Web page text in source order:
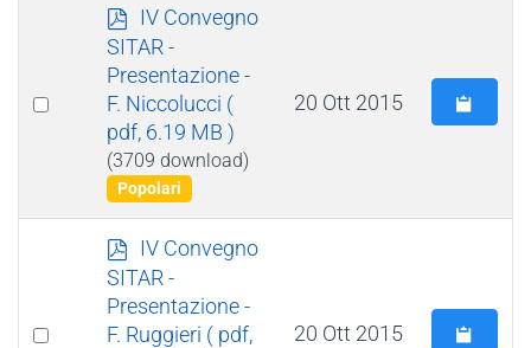
Select
p
d
f
IV Convegno
SITAR -
Presentazione -
F. Niccolucci (
pdf, 6.19 MB )
(3709 download)
Popolari
20 Ott 2015
Select
p
d
f
IV Convegno
SITAR -
Presentazione -
F. Ruggieri ( pdf,
20 Ott 2015